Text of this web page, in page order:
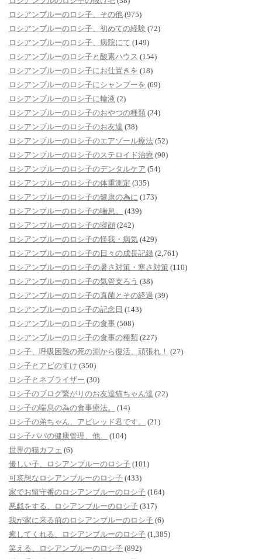
ロシアンブルーのロシ子、その他 (975)
ロシアンブルーのロシ子、初めての経験 (72)
ロシアンブルーのロシ子、病院にて (149)
ロシアンブルーのロシ子と酸素ハウス (154)
ロシアンブルーのロシ子にお仕置きを (18)
ロシアンブルーのロシ子にシャンプーを (69)
ロシアンブルーのロシ子に輸液 (2)
ロシアンブルーのロシ子のおやつの種類 (24)
ロシアンブルーのロシ子のお友達 (38)
ロシアンブルーのロシ子のエアゾール療法 (52)
ロシアンブルーのロシ子のステロイド治療 (90)
ロシアンブルーのロシ子のデンタルケア (54)
ロシアンブルーのロシ子の体重測定 (335)
ロシアンブルーのロシ子の健康の為に (173)
ロシアンブルーのロシ子の喘息。
(439)
ロシアンブルーのロシ子の寝顔 (242)
ロシアンブルーのロシ子の怪我・病気 (429)
ロシアンブルーのロシ子の日々の成長記録 (2,761)
ロシアンブルーのロシ子の暑さ対策・寒さ対策 (110)
ロシアンブルーのロシ子の気管支ろう (38)
ロシアンブルーのロシ子の真菌とその経過 (39)
ロシアンブルーのロシ子の記念日 (143)
ロシアンブルーのロシ子の食事 (508)
ロシアンブルーのロシ子の食事の種類 (227)
ロシ子、呼吸困難の死の淵から復活、頑張れ！ (27)
ロシ子とアビのすけ (350)
ロシ子とネブライザー (30)
ロシ子のブログ繋がりのお友達猫ちゃん達 (22)
ロシ子の喘息の為の食事療法。
(14)
ロシ子の弟ちゃん、アビレッド君です。
(21)
ロシ子パパの健康管理、他。
(104)
世界の猫カフェ (6)
優しい子、ロシアンブルーのロシ子 (101)
可哀想なロシアンブルーのロシ子 (433)
家でお留守番のロシアンブルーのロシ子 (164)
悪戯をする、ロシアンブルーのロシ子 (317)
我が家に来る前のロシアンブルーのロシ子 (6)
癒してくれる、ロシアンブルーのロシ子 (1,385)
笑える、ロシアンブルーのロシ子 (892)